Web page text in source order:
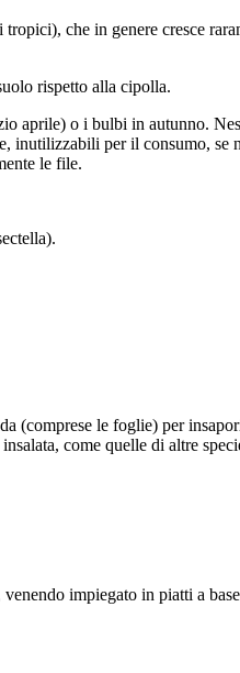
che in genere cresce
rispetto alla cipolla.
o i bulbi in autunno.
per il consumo, se
le file.
(comprese le foglie) per
come quelle di altre
impiegato in piatti a